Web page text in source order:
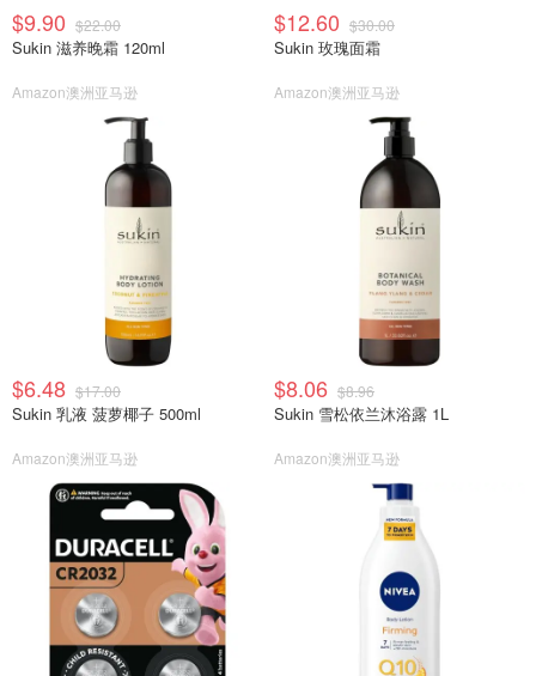
$9.90 $22.00
Sukin 滋养晚霜 120ml
Amazon澳洲亚马逊
$12.60 $30.00
Sukin 玫瑰面霜
Amazon澳洲亚马逊
$6.48 $17.00
Sukin 乳液 菠萝椰子 500ml
Amazon澳洲亚马逊
$8.06 $8.96
Sukin 雪松依兰沐浴露 1L
Amazon澳洲亚马逊